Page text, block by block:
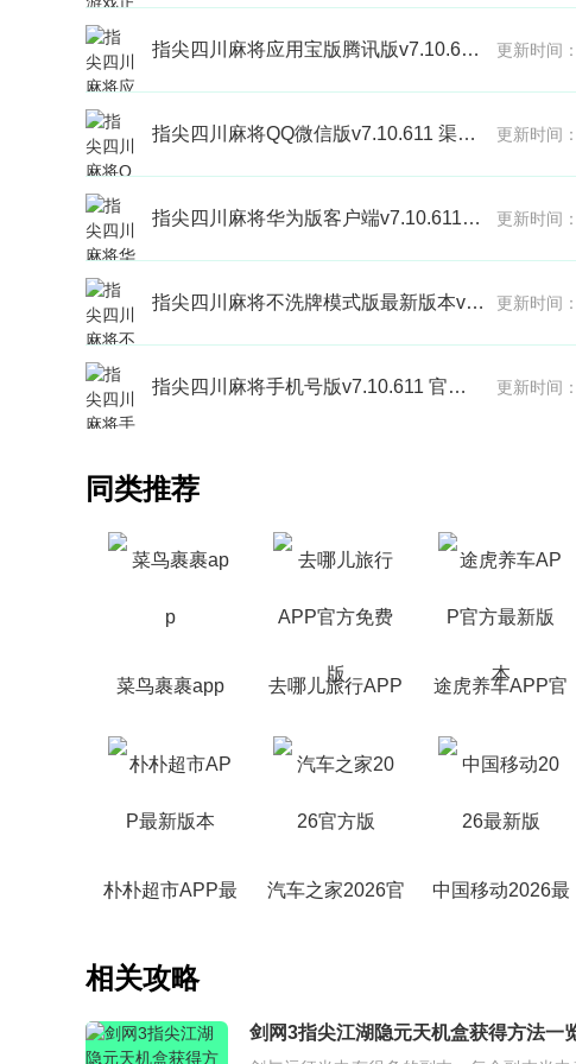
指尖四川麻将应用宝版腾讯版v7.10.611 渠道版 更新时间：
指尖四川麻将QQ微信版v7.10.611 渠道服 更新时间：
指尖四川麻将华为版客户端v7.10.611 安卓版 更新时间：
指尖四川麻将不洗牌模式版最新版本v7.10.611 官方正版 更新时间：
指尖四川麻将手机号版v7.10.611 官方正版 更新时间：
同类推荐
菜鸟裹裹app 去哪儿旅行APP
官方免费版
途虎养车APP官
方最新版本
朴朴超市APP最 汽车之家2026官 中国移动2026最
相关攻略
剑网3指尖江湖隐元天机盒获得方法一